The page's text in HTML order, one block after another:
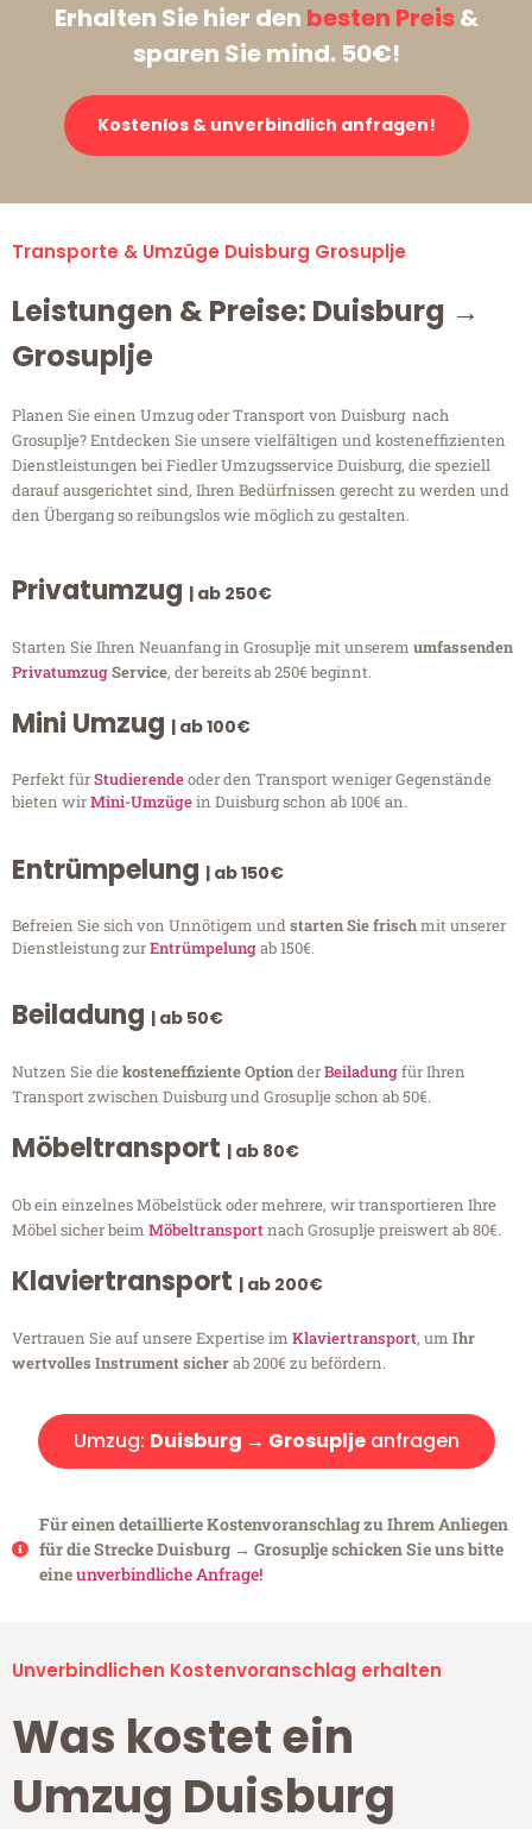
Erhalten Sie hier den besten Preis&
sparen Sie mind. 50€!
Kostenlos & unverbindlich anfragen!
Transporte & Umzüge Duisburg Grosuplje
Leistungen & Preise: Duisburg →
Grosuplje
Planen Sie einen Umzug oder Transport von Duisburg nach
Grosuplje? Entdecken Sie unsere vielfältigen und kosteneffizienten
Dienstleistungen bei Fiedler Umzugsservice Duisburg, die speziell
darauf ausgerichtet sind, Ihren Bedürfnissen gerecht zu werden und
den Übergang so reibungslos wie möglich zu gestalten.
Privatumzug | ab 250€
Starten Sie Ihren Neuanfang in Grosuplje mit unserem umfassenden
PrivatumzugService, der bereits ab 250€ beginnt.
Mini Umzug | ab 100€
Perfekt fürStudierendeoder den Transport weniger Gegenstände
bieten wirMini-Umzügein Duisburg schon ab 100€ an.
Entrümpelung | ab 150€
Befreien Sie sich von Unnötigem undstarten Sie frischmit unserer
Dienstleistung zurEntrümpelungab 150€.
Beiladung | ab 50€
Nutzen Sie diekosteneffiziente OptionderBeiladungfür Ihren
Transport zwischen Duisburg und Grosuplje schon ab 50€.
Möbeltransport | ab 80€
Ob ein einzelnes Möbelstück oder mehrere, wir transportieren Ihre
Möbel sicher beim Möbeltransportnach Grosuplje preiswert ab 80€.
Klaviertransport | ab 200€
Vertrauen Sie auf unsere Expertise im Klaviertransport, um Ihr
wertvolles Instrument sicherab 200€ zu befördern.
Umzug: Duisburg → Grosupljeanfragen
Für einen detaillierte Kostenvoranschlag zu Ihrem Anliegen
für die Strecke Duisburg → Grosuplje schicken Sie uns bitte
eineunverbindliche Anfrage!
Unverbindlichen Kostenvoranschlag erhalten
Was kostet ein
Umzug Duisburg